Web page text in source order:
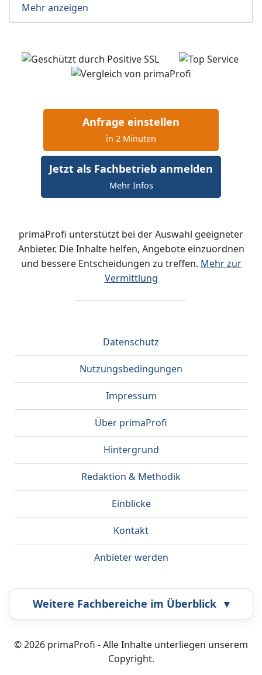
Mehr anzeigen
Anfrage einstellen
in 2 Minuten
Jetzt als Fachbetrieb anmelden
Mehr Infos
primaProfi unterstützt bei der Auswahl geeigneter
Anbieter. Die Inhalte helfen, Angebote einzuordnen
und bessere Entscheidungen zu treffen. Mehr zur
Vermittlung
Datenschutz
Nutzungsbedingungen
Impressum
Über primaProfi
Hintergrund
Redaktion & Methodik
Einblicke
Kontakt
Anbieter werden
Weitere Fachbereiche im Überblick ▾
Airbrush Bestatter
© 2026 primaProfi - Alle Inhalte unterliegen unserem
Copyright.